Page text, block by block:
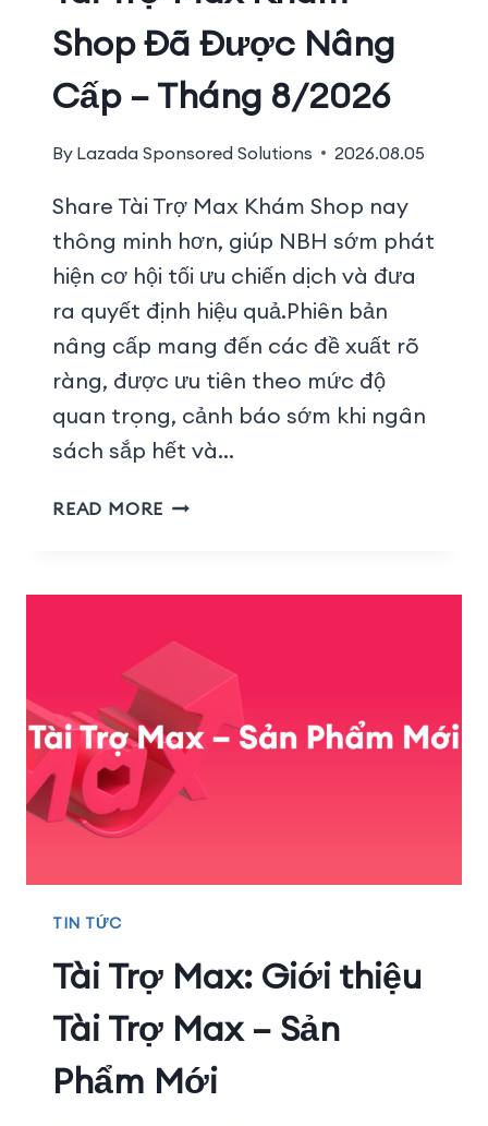
Shop Đã Được Nâng
Cấp – Tháng 8/2026
By Lazada Sponsored Solutions 2026.08.05
Share Tài Trợ Max Khám Shop nay
thông minh hơn, giúp NBH sớm phát
hiện cơ hội tối ưu chiến dịch và đưa
ra quyết định hiệu quả.Phiên bản
nâng cấp mang đến các đề xuất rõ
ràng, được ưu tiên theo mức độ
quan trọng, cảnh báo sớm khi ngân
sách sắp hết và…
READ MORE
TIN TỨC
Tài Trợ Max: Giới thiệu
Tài Trợ Max – Sản
Phẩm Mới